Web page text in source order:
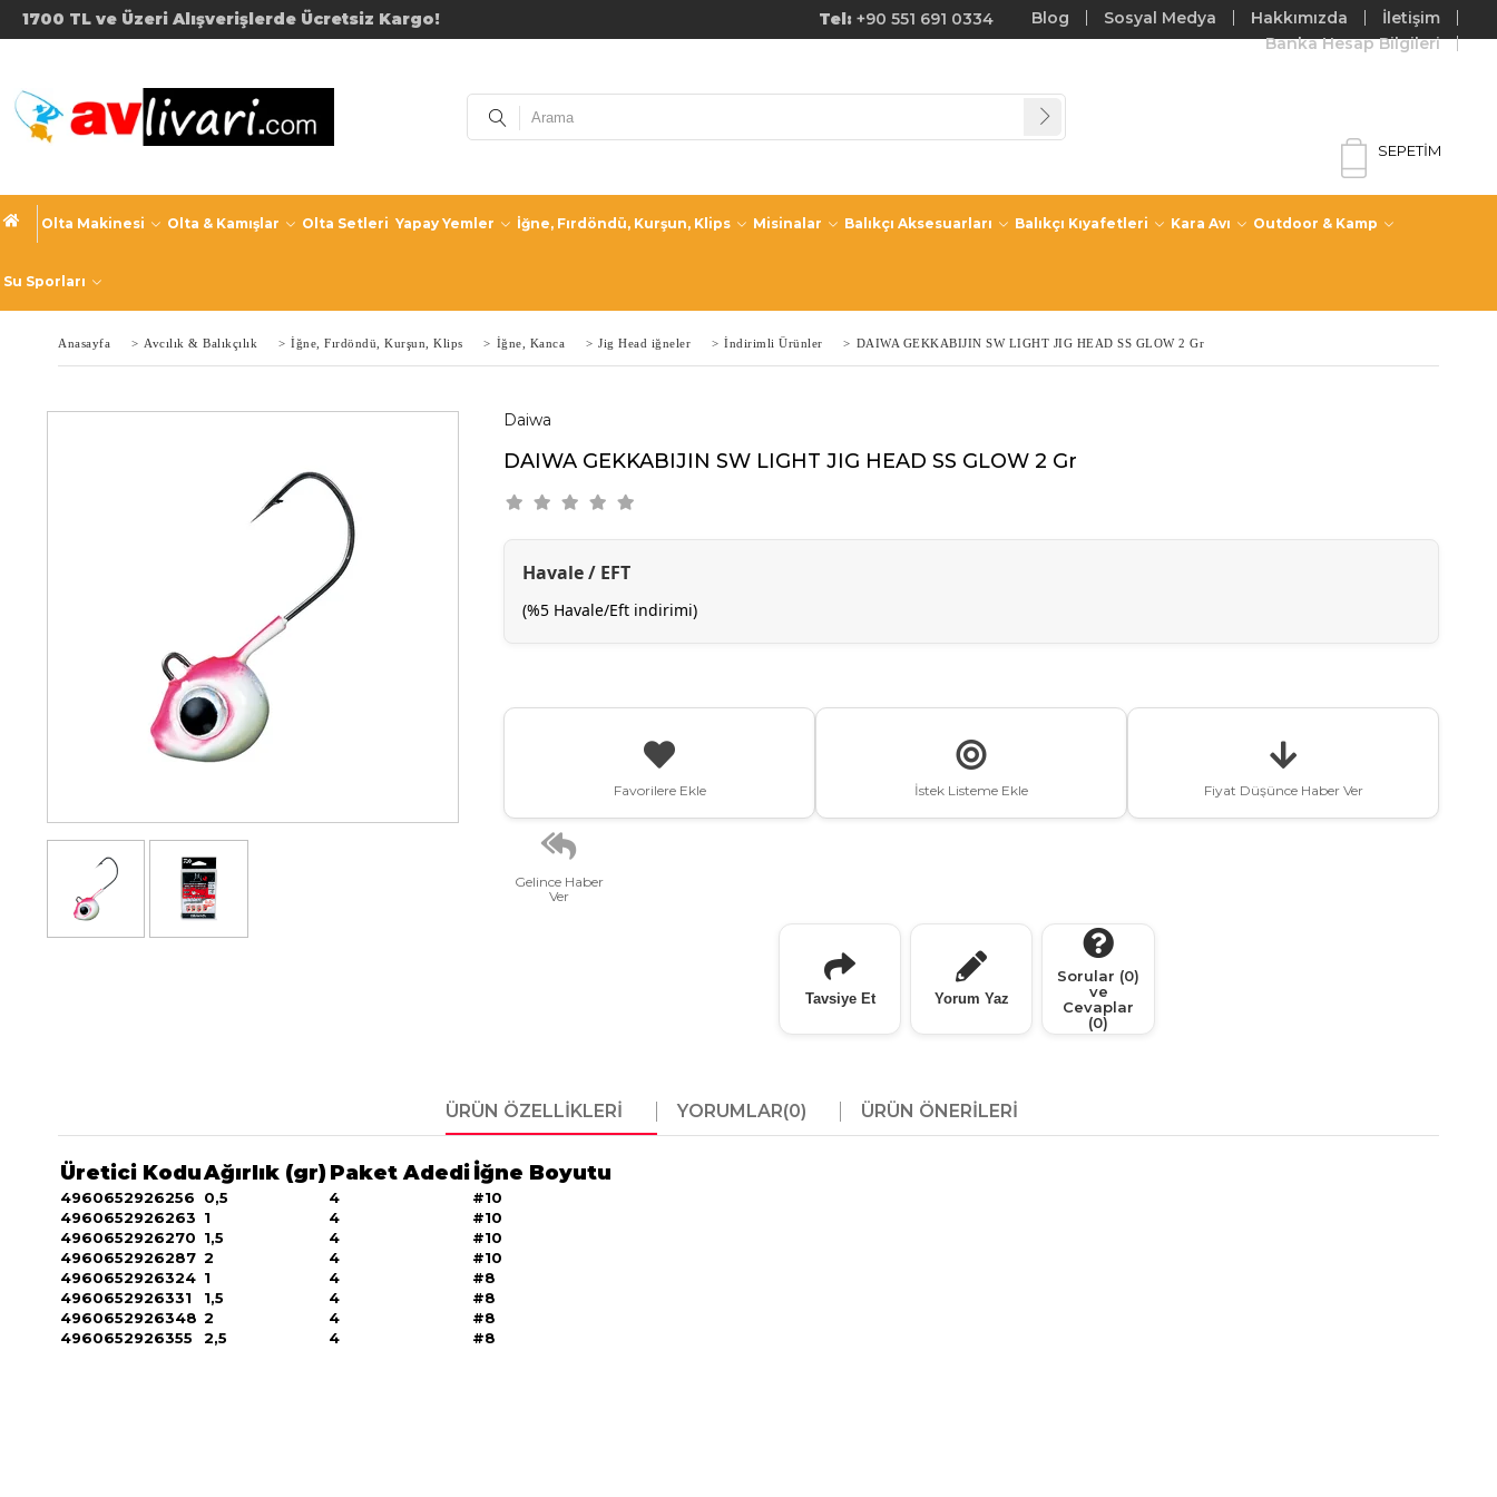
1700 TL ve Üzeri Alışverişlerde Ücretsiz Kargo! Tel: +90 551 691 0334 İletişim
Hakkımızda
Sosyal Medya
Blog
Banka Hesap Bilgileri
SEPETIM
Olta Makinesi Olta & Kamışlar Olta Setleri Yapay Yemler İğne, Fırdöndü, Kurşun, Klips Misinalar Balıkçı Aksesuarları Balıkçı Kıyafetleri Kara Avı Outdoor & Kamp
Su Sporları
Anasayfa > Avcılık & Balıkçılık > İğne, Fırdöndü, Kurşun, Klips > İğne, Kanca > Jig Head iğneler > İndirimli Ürünler > DAIWA GEKKABIJIN SW LIGHT JIG HEAD SS GLOW 2 Gr
Daiwa
DAIWA GEKKABIJIN SW LIGHT JIG HEAD SS GLOW 2 Gr
Havale / EFT
(%5 Havale/Eft indirimi)
Favorilere Ekle İstek Listeme Ekle Fiyat Düşünce Haber Ver
Gelince Haber
Ver
Tavsiye Et Yorum Yaz
Sorular (0)
ve
Cevaplar
(0)
ÜRÜN ÖZELLIKLERI YORUMLAR(0) ÜRÜN ÖNERILERI
Üretici KoduAğırlık (gr)Paket Adedi İğne Boyutu
4960652926256 0,5 4
#10
4960652926263 1 4
#10
4960652926270 1,5 4
#10
4960652926287 2 4
#10
4960652926324 1 4
#8
4960652926331
1,5 4
#8
4960652926348 2 4
#8
4960652926355
2,5 4 #8